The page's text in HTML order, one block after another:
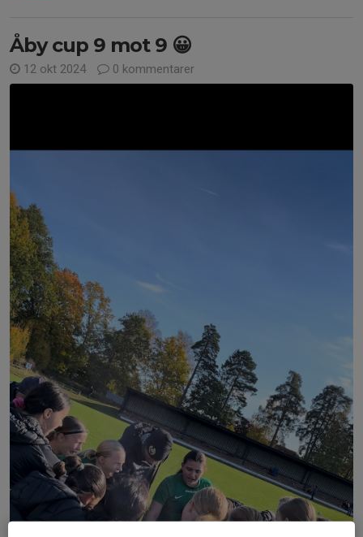
Åby cup 9 mot 9 😀
12 okt 2024 0 kommentarer